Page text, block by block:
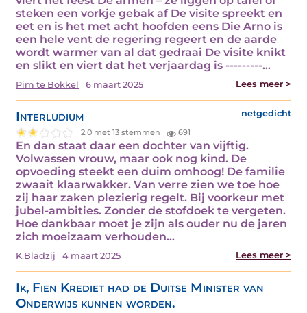
steken een vorkje gebak af De visite spreekt en
eet en is het met acht hoofden eens Die Arno is
een hele vent de regering regeert en de aarde
wordt warmer van al dat gedraai De visite knikt
en slikt en viert dat het verjaardag is ---------…
Pim te Bokkel 6 maart 2025 Lees meer >
Interludium netgedicht
2.0 met 13 stemmen 691
En dan staat daar een dochter van vijftig.
Volwassen vrouw, maar ook nog kind. De
opvoeding steekt een duim omhoog! De familie
zwaait klaarwakker. Van verre zien we toe hoe
zij haar zaken plezierig regelt. Bij voorkeur met
jubel-ambities. Zonder de stofdoek te vergeten.
Hoe dankbaar moet je zijn als ouder nu de jaren
zich moeizaam verhouden…
K.Bladzij 4 maart 2025 Lees meer >
Ik, Fien Krediet had de Duitse Minister van
Onderwijs kunnen worden.